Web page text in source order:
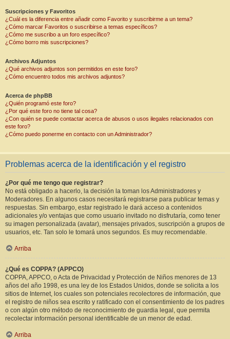
Suscripciones y Favoritos
¿Cuál es la diferencia entre añadir como Favorito y suscribirme a un tema?
¿Cómo marcar Favoritos o suscribirse a temas específicos?
¿Cómo me suscribo a un foro específico?
¿Cómo borro mis suscripciones?
Archivos Adjuntos
¿Qué archivos adjuntos son permitidos en este foro?
¿Cómo encuentro todos mis archivos adjuntos?
Acerca de phpBB
¿Quién programó este foro?
¿Por qué este foro no tiene tal cosa?
¿Con quién se puede contactar acerca de abusos o usos ilegales relacionados con
este foro?
¿Cómo puedo ponerme en contacto con un Administrador?
Problemas acerca de la identificación y el registro
¿Por qué me tengo que registrar?
No está obligado a hacerlo, la decisión la toman los Administradores y
Moderadores. En algunos casos necesitará registrarse para publicar temas y
respuestas. Sin embargo, estar registrado le dará acceso a contenidos
adicionales y/o ventajas que como usuario invitado no disfrutaría, como tener
su imagen personalizada (avatar), mensajes privados, suscripción a grupos de
usuarios, etc. Tan solo le tomará unos segundos. Es muy recomendable.
Arriba
¿Qué es COPPA? (APPCO)
COPPA, APPCO, o Acta de Privacidad y Protección de Niños menores de 13
años del año 1998, es una ley de los Estados Unidos, donde se solicita a los
sitios de Internet, los cuales son potenciales recolectores de información, que
el registro de niños sea escrito y ratificado con el consentimiento de los padres
o con algún otro método de reconocimiento de guardia legal, que permita
recolectar información personal identificable de un menor de edad.
Arriba